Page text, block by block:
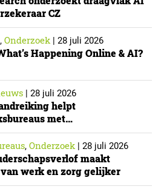
CZ
, Onderzoek| 28 juli 2026
Happening Online & AI?
| 28 juli 2026
helpt
met
, Onderzoek| 28 juli 2026
maakt
werk en zorg gelijker